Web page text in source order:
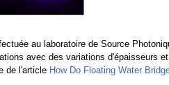
au laboratoire de Source
avec des variations d'épaisseurs
de l'article How Do Floating Water